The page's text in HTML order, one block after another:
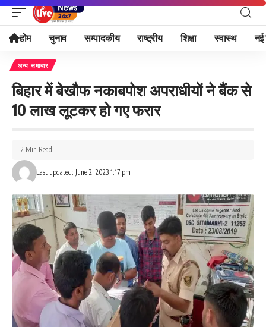
होम चुनाव सम्पादकीय राष्ट्रीय शिक्षा स्वास्थ नई
अन्य समाचार
बिहार में बेखौफ नकाबपोश अपराधीयों ने बैंक से
10 लाख लूटकर हो गए फरार
Last updated: June 2, 2023 1:17 pm
2 Min Read